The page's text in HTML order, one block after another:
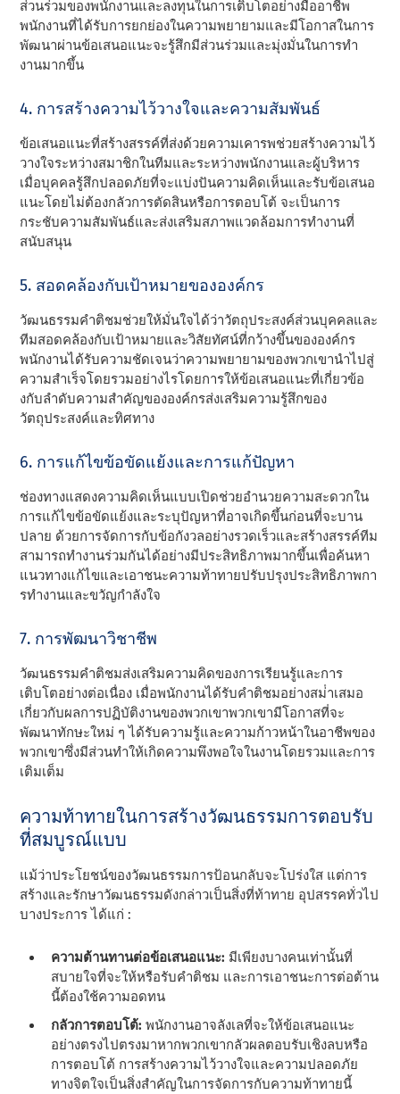
ส่วนร่วมของพนักงานและลงทุนในการเติบโตอย่างมืออาชีพ
พนักงานที่ได้รับการยกย่องในความพยายามและมีโอกาสในการ
พัฒนาผ่านข้อเสนอแนะจะรู้สึกมีส่วนร่วมและมุ่งมั่นในการทํา
งานมากขึ้น
4. การสร้างความไว้วางใจและความสัมพันธ์
ข้อเสนอแนะที่สร้างสรรค์ที่ส่งด้วยความเคารพช่วยสร้างความไว้
วางใจระหว่างสมาชิกในทีมและระหว่างพนักงานและผู้บริหาร
เมื่อบุคคลรู้สึกปลอดภัยที่จะแบ่งปันความคิดเห็นและรับข้อเสนอ
แนะโดยไม่ต้องกลัวการตัดสินหรือการตอบโต้ จะเป็นการ
กระชับความสัมพันธ์และส่งเสริมสภาพแวดล้อมการทํางานที่
สนับสนุน
5. สอดคล้องกับเป้าหมายขององค์กร
วัฒนธรรมคําติชมช่วยให้มั่นใจได้ว่าวัตถุประสงค์ส่วนบุคคลและ
ทีมสอดคล้องกับเป้าหมายและวิสัยทัศน์ที่กว้างขึ้นขององค์กร
พนักงานได้รับความชัดเจนว่าความพยายามของพวกเขานําไปสู่
ความสําเร็จโดยรวมอย่างไรโดยการให้ข้อเสนอแนะที่เกี่ยวข้อ
งกับลําดับความสําคัญขององค์กรส่งเสริมความรู้สึกของ
วัตถุประสงค์และทิศทาง
6. การแก้ไขข้อขัดแย้งและการแก้ปัญหา
ช่องทางแสดงความคิดเห็นแบบเปิดช่วยอํานวยความสะดวกใน
การแก้ไขข้อขัดแย้งและระบุปัญหาที่อาจเกิดขึ้นก่อนที่จะบาน
ปลาย ด้วยการจัดการกับข้อกังวลอย่างรวดเร็วและสร้างสรรค์ทีม
สามารถทํางานร่วมกันได้อย่างมีประสิทธิภาพมากขึ้นเพื่อค้นหา
แนวทางแก้ไขและเอาชนะความท้าทายปรับปรุงประสิทธิภาพกา
รทํางานและขวัญกําลังใจ
7. การพัฒนาวิชาชีพ
วัฒนธรรมคําติชมส่งเสริมความคิดของการเรียนรู้และการ
เติบโตอย่างต่อเนื่อง เมื่อพนักงานได้รับคําติชมอย่างสม่ําเสมอ
เกี่ยวกับผลการปฏิบัติงานของพวกเขาพวกเขามีโอกาสที่จะ
พัฒนาทักษะใหม่ ๆ ได้รับความรู้และความก้าวหน้าในอาชีพของ
พวกเขาซึ่งมีส่วนทําให้เกิดความพึงพอใจในงานโดยรวมและการ
เติมเต็ม
ความท้าทายในการสร้างวัฒนธรรมการตอบรับ
ที่สมบูรณ์แบบ
แม้ว่าประโยชน์ของวัฒนธรรมการป้อนกลับจะโปร่งใส แต่การ
สร้างและรักษาวัฒนธรรมดังกล่าวเป็นสิ่งที่ท้าทาย อุปสรรคทั่วไป
บางประการ ได้แก่ :
ความต้านทานต่อข้อเสนอแนะ: มีเพียงบางคนเท่านั้นที่
สบายใจที่จะให้หรือรับคําติชม และการเอาชนะการต่อต้าน
นี้ต้องใช้ความอดทน
กลัวการตอบโต้:พนักงานอาจลังเลที่จะให้ข้อเสนอแนะ
อย่างตรงไปตรงมาหากพวกเขากลัวผลตอบรับเชิงลบหรือ
การตอบโต้ การสร้างความไว้วางใจและความปลอดภัย
ทางจิตใจเป็นสิ่งสําคัญในการจัดการกับความท้าทายนี้